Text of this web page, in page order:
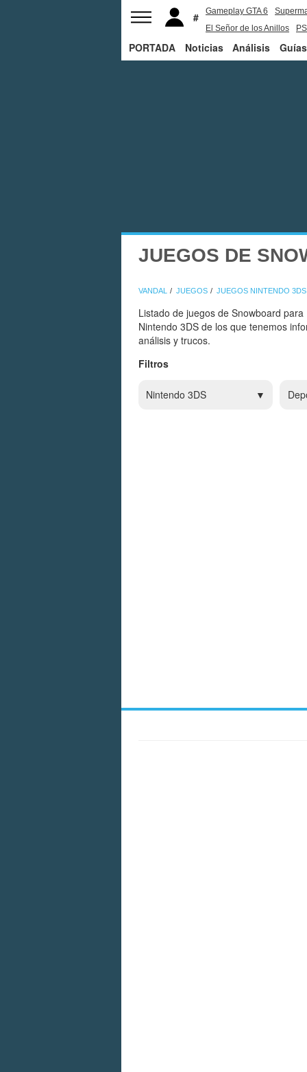
Gameplay GTA 6
El Señor de los Anillos
PORTADA Noticias Análisis Guías
JUEGOS DE
VANDAL JUEGOS JUEGOS NINTENDO 3DS
Listado de juegos de Snowboard
Nintendo 3DS de los que tenemos
análisis y trucos.
Filtros
Nintendo 3DS